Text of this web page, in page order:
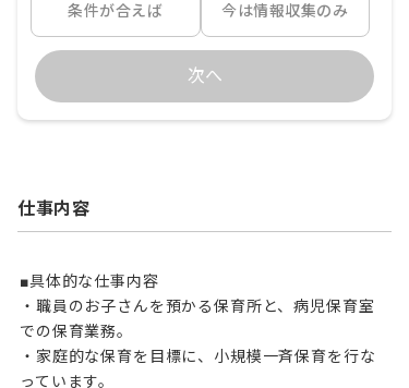
条件が合えば 今は情報収集のみ
次へ
仕事内容
■具体的な仕事内容
・職員のお子さんを預かる保育所と、病児保育室
での保育業務。
・家庭的な保育を目標に、小規模一斉保育を行な
っています。